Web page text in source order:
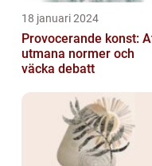
18 januari 2024
Provocerande konst:
utmana normer och
väcka debatt